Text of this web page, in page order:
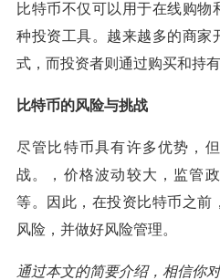
比特币不仅可以用于在线购物
种投资工具。越来越多的商家
式，而投资者则通过购买和持
比特币的风险与挑战
尽管比特币具有许多优势，
战。，价格波动较大，监管
等。因此，在投资比特币之前
风险，并做好风险管理。
通过本文的简要介绍，相信你